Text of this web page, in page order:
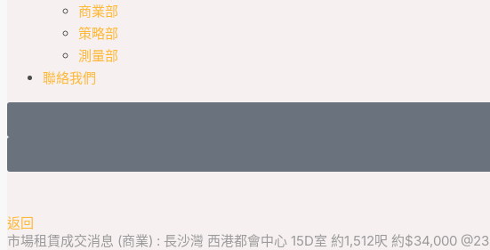
商業部
策略部
測量部
聯絡我們
返回
市場租賃成交消息 (商業) : 長沙灣 西港都會中心 15D室 約1,512呎 約$34,000 @23